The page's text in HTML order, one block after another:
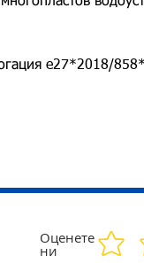
e27*2018/
Оценете
ни